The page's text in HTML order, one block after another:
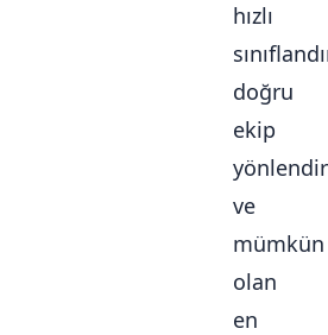
hızlı
doğru
ekip
ve
mümkün
olan
en